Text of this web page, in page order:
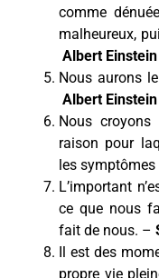
comme
malheureux,
Albert Einstein
Nous aurons
Albert Einstein
Nous
raison pour
les
L’important
ce que nous
fait de nous. –
Il est des
propre vie